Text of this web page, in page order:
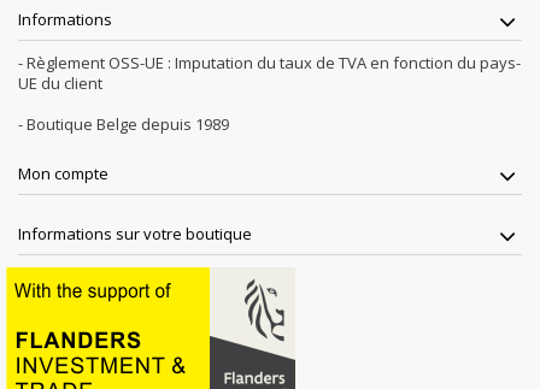
Informations
- Règlement OSS-UE : Imputation du taux de TVA en fonction du pays-
UE du client
- Boutique Belge depuis 1989
Mon compte
Informations sur votre boutique